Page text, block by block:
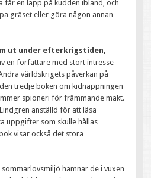
får en lapp på kudden ibland, och
gräset eller göra någon annan
ut under efterkrigstiden,
en författare med stort intresse
världskrigets påverkan på
tredje boken om kidnappningen
spioneri för främmande makt.
anställd för att läsa
uppgifter som skulle hållas
visar också det stora
hamnar de i vuxen